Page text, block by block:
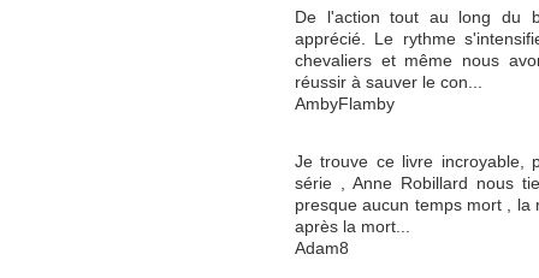
De l'action tout au long du
apprécié. Le rythme
chevaliers et même nous
réussir à sauver le con...
AmbyFlamby
Je trouve ce livre incroyable,
série , Anne Robillard nous
presque aucun temps mort ,
après la mort...
Adam8